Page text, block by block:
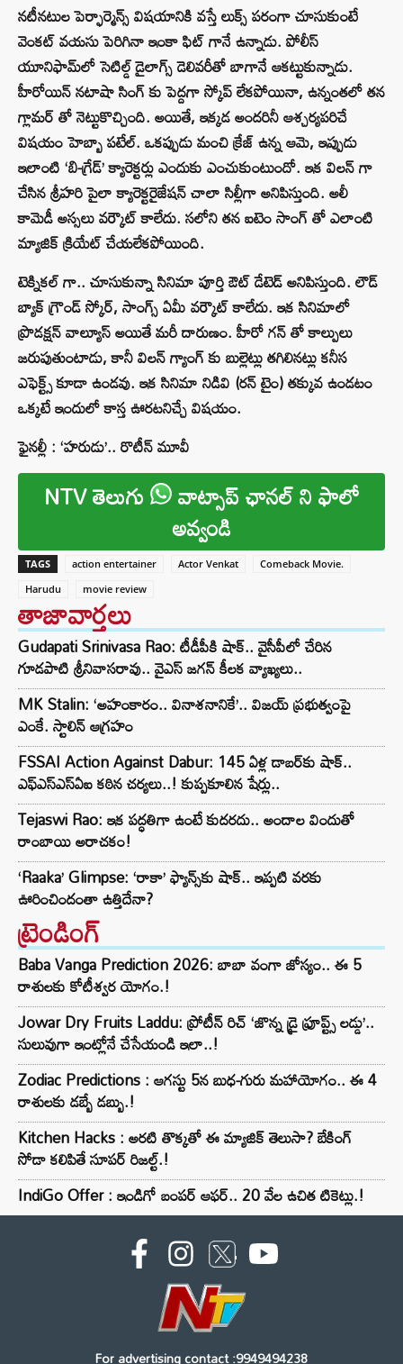
నటీనటుల పెర్ఫార్మెన్స్ విషయానికి వస్తే లుక్స్ పరంగా చూసుకుంటే
వెంకట్ వయసు పెరిగినా ఇంకా ఫిట్ గానే ఉన్నాడు. పోలీస్
యూనిఫామ్‌లో సెటిల్డ్ డైలాగ్స్ డెలివరీతో బాగానే ఆకట్టుకున్నాడు.
హీరోయిన్ నటాషా సింగ్ కు పెద్దగా స్కోప్ లేకపోయినా, ఉన్నంతలో తన
గ్లామర్ తో నెట్టుకొచ్చింది. అయితే, ఇక్కడ అందరినీ ఆశ్చర్యపరిచే
విషయం హెబ్బా పటేల్. ఒకప్పుడు మంచి క్రేజ్ ఉన్న ఆమె, ఇప్పుడు
ఇలాంటి ‘బి-గ్రేడ్’ క్యారెక్టర్లు ఎందుకు ఎంచుకుంటుందో. ఇక విలన్ గా
చేసిన శ్రీహరి పైలా క్యారెక్టరైజేషన్ చాలా సిల్లీగా అనిపిస్తుంది. అలీ
కామెడీ అస్సలు వర్కౌట్ కాలేదు. సలోని తన ఐటెం సాంగ్ తో ఎలాంటి
మ్యాజిక్ క్రియేట్ చేయలేకపోయింది.
టెక్నికల్ గా.. చూసుకున్నా సినిమా పూర్తి ఔట్ డేటెడ్ అనిపిస్తుంది. లౌడ్
బ్యాక్ గ్రౌండ్ స్కోర్, సాంగ్స్ ఏమీ వర్కౌట్ కాలేదు. ఇక సినిమాలో
ప్రొడక్షన్ వాల్యూస్ అయితే మరీ దారుణం. హీరో గన్ తో కాల్పులు
జరుపుతుంటాడు, కానీ విలన్ గ్యాంగ్ కు బుల్లెట్లు తగిలినట్లు కనీస
ఎఫెక్ట్స్ కూడా ఉండవు. ఇక సినిమా నిడివి (రన్ టైం) తక్కువ ఉండటం
ఒక్కటే ఇందులో కాస్త ఊరటనిచ్చే విషయం.
ఫైనల్లీ : ‘హరుడు’.. రొటీన్ మూవీ
NTV తెలుగు వాట్సాప్ ఛానల్ ని ఫాలో
అవ్వండి
TAGS action entertainer Actor Venkat
Comeback Movie.
Harudu
movie review
తాజావార్తలు
Gudapati Srinivasa Rao: టీడీపీకి షాక్‌.. వైసీపీలో చేరిన
గూడపాటి శ్రీనివాసరావు.. వైఎస్‌ జగన్‌ కీలక వ్యాఖ్యలు..
MK Stalin: ‘అహంకారం.. వినాశనానికే’.. విజయ్ ప్రభుత్వంపై
ఎంకే. స్టాలిన్ ఆగ్రహం
FSSAI Action Against Dabur: 145 ఏళ్ల డాబర్‌కు షాక్..
ఎఫ్‌ఎస్‌ఎస్‌ఏఐ కఠిన చర్యలు..! కుప్పకూలిన షేర్లు..
Tejaswi Rao: ఇక పద్ధతిగా ఉంటే కుదరదు.. అందాల విందుతో
రాంబాయి అరాచకం!
‘Raaka’ Glimpse: ‘రాకా’ ఫ్యాన్స్‌కు షాక్.. ఇప్పటి వరకు
ఊరించిందంతా ఉత్తిదేనా?
ట్రెండింగ్‌
Baba Vanga Prediction 2026: బాబా వంగా జోస్యం.. ఈ 5
రాశులకు కోటీశ్వర యోగం.!
Jowar Dry Fruits Laddu: ప్రోటీన్ రిచ్ ‘జొన్న డ్రై ఫ్రూప్ట్స్ లడ్డు’..
సులువుగా ఇంట్లోనే చేసేయండి ఇలా..!
Zodiac Predictions : ఆగస్టు 5న బుధ-గురు మహాయోగం.. ఈ 4
రాశులకు డబ్బే డబ్బు.!
Kitchen Hacks : అరటి తొక్కతో ఈ మ్యాజిక్ తెలుసా? బేకింగ్
సోడా కలిపితే సూపర్ రిజల్ట్.!
IndiGo Offer : ఇండిగో బంపర్ ఆఫర్.. 20 వేల ఉచిత టికెట్లు.!
For advertising contact :9949494238